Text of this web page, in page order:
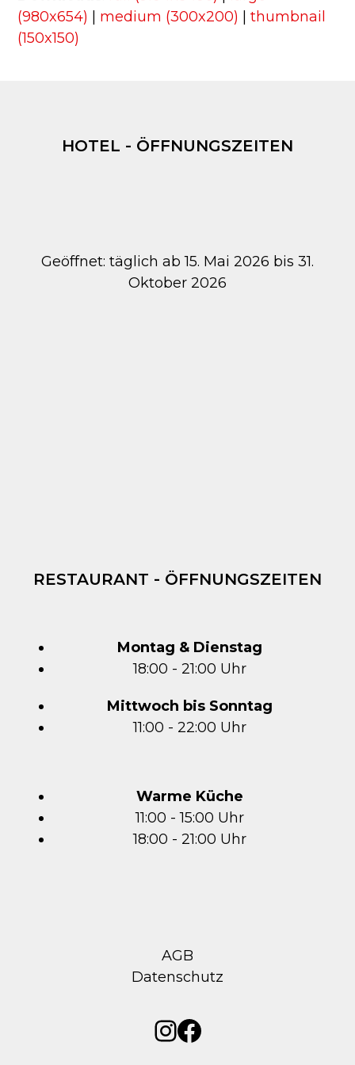
(980x654)
medium (300x200) |thumbnail
(150x150)
HOTEL - ÖFFNUNGSZEITEN
Geöffnet: täglich ab 15. Mai 2026 bis 31.
Oktober 2026
RESTAURANT - ÖFFNUNGSZEITEN
Montag & Dienstag
18:00 - 21:00 Uhr
Mittwoch bis Sonntag
11:00 - 22:00 Uhr
Warme Küche
11:00 - 15:00 Uhr
18:00 - 21:00 Uhr
AGB
Datenschutz
Instagram
Facebook